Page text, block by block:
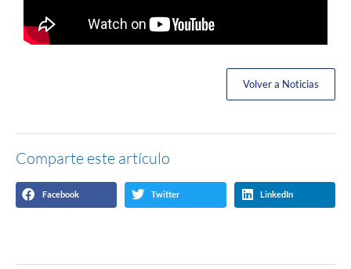
Volver a Noticias
Comparte este artículo
Facebook Twitter LinkedIn